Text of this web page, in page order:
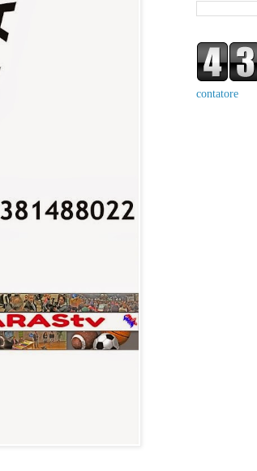
contatore